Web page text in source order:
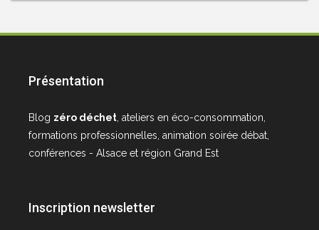
Présentation
Blog zéro déchet, ateliers en éco-consommation,
formations professionnelles, animation soirée débat,
conférences - Alsace et région Grand Est
Inscription newsletter